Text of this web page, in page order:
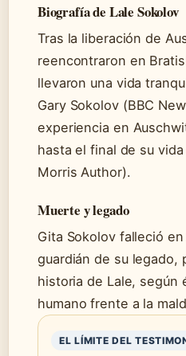
Biografía de Lale Sokolov
Tras la liberación de
reencontraron en
llevaron una vida
Gary Sokolov (BBC
experiencia en
hasta el final de su
Morris Author).
Muerte y legado
Gita Sokolov falleció
guardián de su legado,
historia de Lale, según
humano frente a la
EL LÍMITE DEL